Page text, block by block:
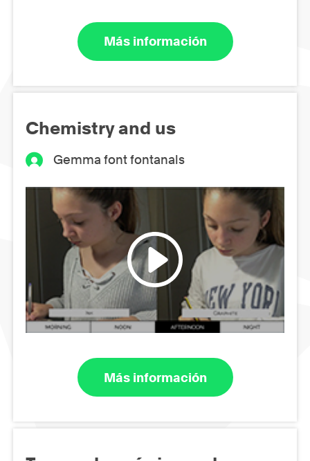
Más información
Chemistry and us
Gemma font fontanals
Más información